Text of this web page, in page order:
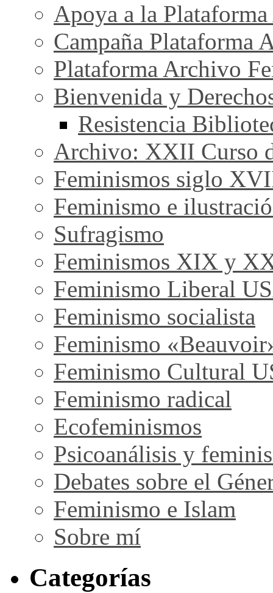
Apoya a la
Campaña Plataforma
Plataforma Archivo
Bienvenida y
Resistencia
Archivo: XXII Curso
Feminismos siglo
Feminismo e
Sufragismo
Feminismos XIX y
Feminismo Liberal
Feminismo socialista
Feminismo
Feminismo Cultural
Feminismo radical
Ecofeminismos
Psicoanálisis y
Debates sobre el
Feminismo e Islam
Sobre mí
Categorías